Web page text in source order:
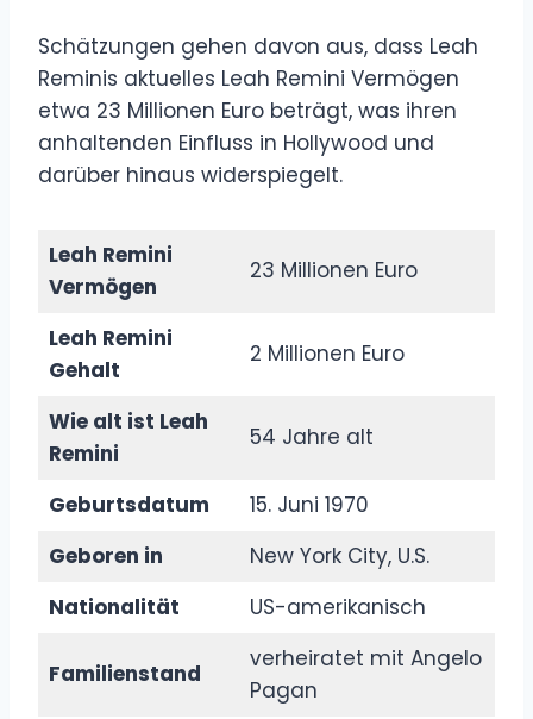
Schätzungen gehen davon aus, dass Leah
Reminis aktuelles Leah Remini Vermögen
etwa 23 Millionen Euro beträgt, was ihren
anhaltenden Einfluss in Hollywood und
darüber hinaus widerspiegelt.
Leah Remini
Vermögen
23 Millionen Euro
Leah Remini
Gehalt
2 Millionen Euro
Wie alt ist Leah
Remini
54 Jahre alt
Geburtsdatum
15. Juni 1970
Geboren in
New York City, U.S.
Nationalität
US-amerikanisch
Familienstand
verheiratet mit Angelo
Pagan